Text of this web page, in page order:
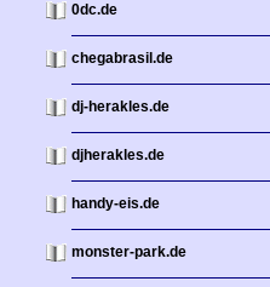
0dc.de
chegabrasil.de
dj-herakles.de
djherakles.de
handy-eis.de
monster-park.de